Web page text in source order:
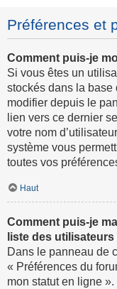
Préférences et
Comment puis-je
Si vous êtes un
stockés dans la base
modifier depuis le
lien vers ce dernier
votre nom
système vous
toutes vos
Haut
Comment puis-je
liste des
Dans le panneau de
« Préférences du
mon statut en ligne